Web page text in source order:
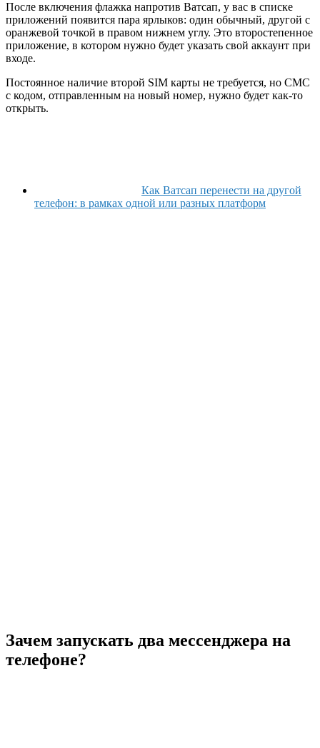
После включения флажка напротив Ватсап, у вас в списке
приложений появится пара ярлыков: один обычный, другой с
оранжевой точкой в правом нижнем углу. Это второстепенное
приложение, в котором нужно будет указать свой аккаунт при
входе.
Постоянное наличие второй SIM карты не требуется, но СМС
с кодом, отправленным на новый номер, нужно будет как-то
открыть.
Как Ватсап перенести на другой
телефон: в рамках одной или разных платформ
Зачем запускать два мессенджера на
телефоне?